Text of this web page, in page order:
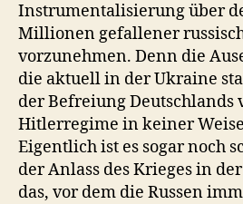
Instrumentalisierung über
Millionen gefallener
vorzunehmen. Denn die
die aktuell in der Ukraine
der Befreiung Deutschlands
Hitlerregime in keiner
Eigentlich ist es sogar noch
der Anlass des Krieges in
das, vor dem die Russen